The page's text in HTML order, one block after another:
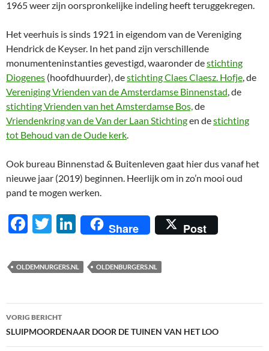
1965 weer zijn oorspronkelijke indeling heeft teruggekregen.
Het veerhuis is sinds 1921 in eigendom van de Vereniging
Hendrick de Keyser. In het pand zijn verschillende
monumenteninstanties gevestigd, waaronder destichting
Diogenes (hoofdhuurder), destichting Claes Claesz. Hofje, de
Vereniging Vrienden van de Amsterdamse Binnenstad, de
stichting Vrienden van het Amsterdamse Bos,de
Vriendenkring van de Van der Laan Stichtingen destichting
tot Behoud van de Oude kerk.
Ook bureau Binnenstad & Buitenleven gaat hier dus vanaf het
nieuwe jaar (2019) beginnen. Heerlijk om in zo’n mooi oud
pand te mogen werken.
F
e
b
o
o
k
T
itt
er
Li
n
k
e
dI
Share Post
OLDEMNURGERS.NL OLDENBURGERS.NL
Berichtnavigatie
VORIG BERICHT
SLUIPMOORDENAAR DOOR DE TUINEN VAN HET LOO